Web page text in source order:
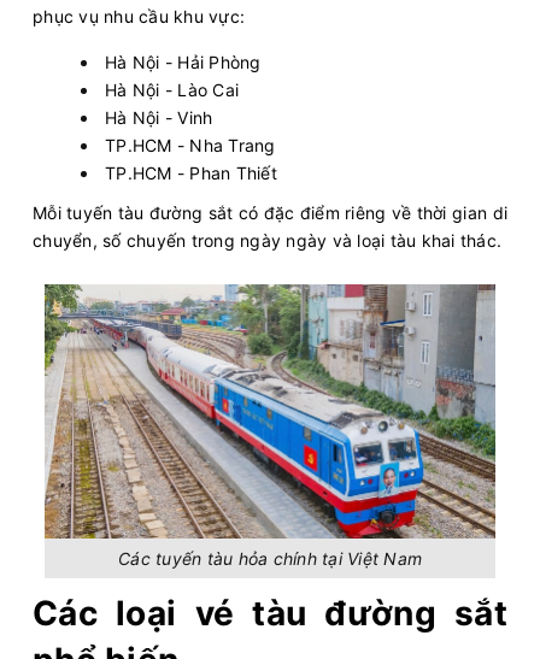
phục vụ nhu cầu khu vực:
Hà Nội - Hải Phòng
Hà Nội - Lào Cai
Hà Nội - Vinh
TP.HCM - Nha Trang
TP.HCM - Phan Thiết
Mỗi tuyến tàu đường sắt có đặc điểm riêng về thời gian di
chuyển, số chuyến trong ngày ngày và loại tàu khai thác.
Các tuyến tàu hỏa chính tại Việt Nam
Các loại vé tàu đường sắt